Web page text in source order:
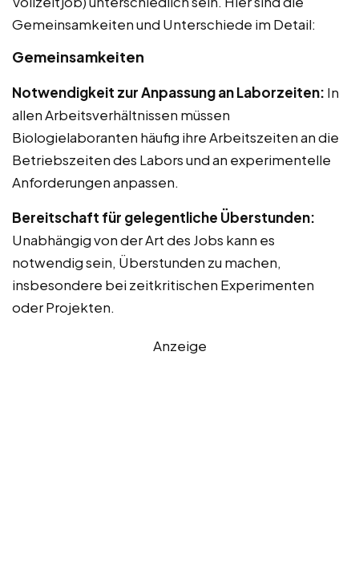
Gemeinsamkeiten und Unterschiede im Detail:
Gemeinsamkeiten
Notwendigkeit zur Anpassung an Laborzeiten: In
allen Arbeitsverhältnissen müssen
Biologielaboranten häufig ihre Arbeitszeiten an die
Betriebszeiten des Labors und an experimentelle
Anforderungen anpassen.
Bereitschaft für gelegentliche Überstunden:
Unabhängig von der Art des Jobs kann es
notwendig sein, Überstunden zu machen,
insbesondere bei zeitkritischen Experimenten
oder Projekten.
Anzeige